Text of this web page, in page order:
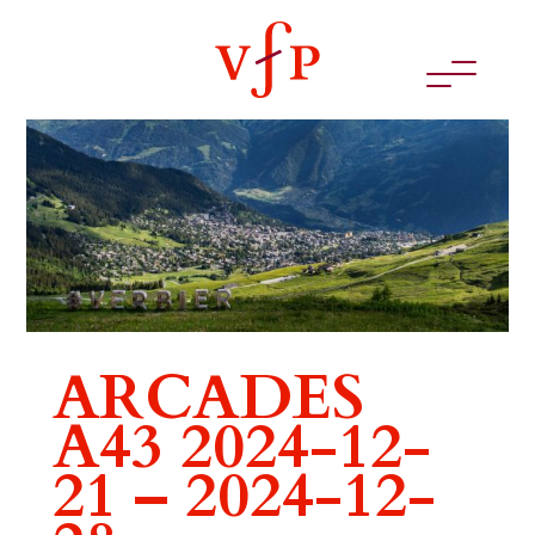
ARCADES
A43 2024-12-
21 – 2024-12-